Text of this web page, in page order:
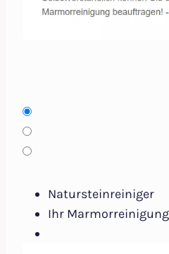
Natursteinreiniger
Ihr